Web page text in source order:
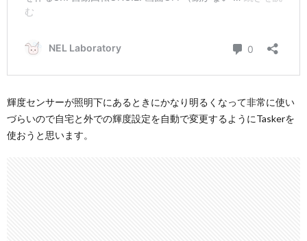
輝度センサーが照明下にあるときにかなり明るくなって非常に使い
づらいので自宅と外での輝度設定を自動で変更するようにTaskerを
使おうと思います。